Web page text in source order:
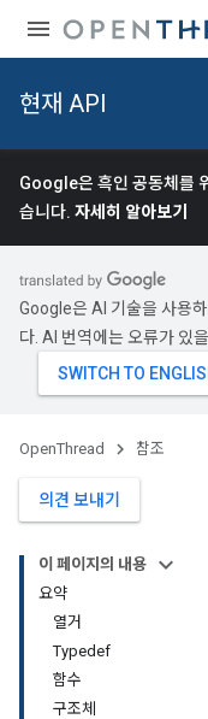
현재 API
Google은 흑인 공동체를
습니다. 자세히 알아보기
Google은 AI 기술을 사용
다. AI 번역에는 오류가 있
OpenThread 참조
의견 보내기
이 페이지의 내용
요약
열거
Typedef
함수
구조체